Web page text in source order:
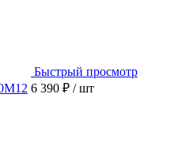
Быстрый просмотр
6 390 ₽ / шт